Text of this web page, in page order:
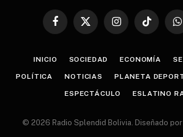
Facebook
X
InstagramTikTok
INICIO SOCIEDAD ECONOMÍA
POLÍTICA NOTICIAS PLANETA
ESPECTÁCULO ESLATINO
© 2026 Radio Splendid Bolivia. Diseñado por